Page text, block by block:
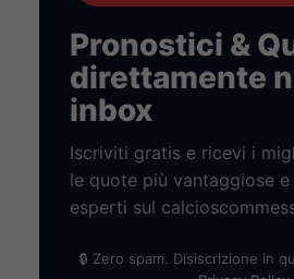
Pronostici &
direttamente
inbox
Iscriviti gratis e ricevi i
le quote più vantaggiose
esperti sul
🔒 Zero spam. Disiscrizione in